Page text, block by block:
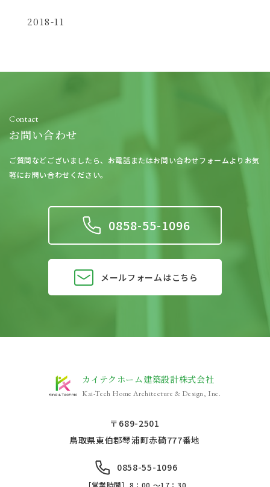
2018-11
Contact
お問い合わせ
ご質問などございましたら、 お電話またはお問い合わせフォームよりお気
軽にお問い合わせください。
0858-55-1096
メールフォームはこちら
カイテクホーム建築設計株式会社
Kai-Tech Home Architecture & Design, Inc.
〒689-2501
鳥取県東伯郡琴浦町赤碕777番地
0858-55-1096
［営業時間］8：00 ～17：30